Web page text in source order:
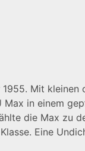
Mit kleinen
Max in einem
die Max zu
Eine